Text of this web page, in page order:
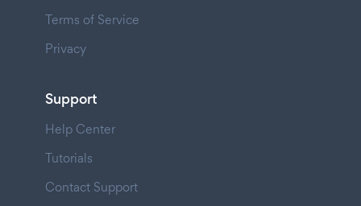
Terms of Service
Privacy
Support
Help Center
Tutorials
Contact Support